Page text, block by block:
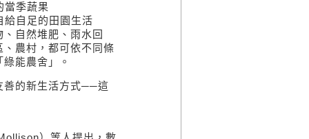
當季蔬果
給自足的田園生活
自然堆肥、雨水回
農村，都可依不同條
能農舍」。
善的新生活方式──這